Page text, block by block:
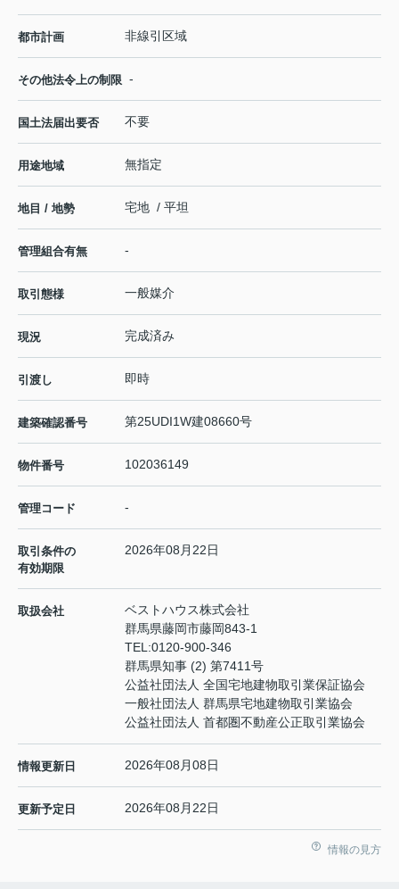
都市計画 非線引区域
その他法令上の制限 -
国土法届出要否 不要
用途地域 無指定
地目 / 地勢 宅地 / 平坦
管理組合有無 -
取引態様 一般媒介
現況 完成済み
引渡し 即時
建築確認番号 第25UDI1W建08660号
物件番号 102036149
管理コード -
取引条件の
有効期限
2026年08月22日
取扱会社
ベストハウス株式会社
群馬県藤岡市藤岡843-1
TEL:0120-900-346
群馬県知事 (2) 第7411号
公益社団法人 全国宅地建物取引業保証協会
一般社団法人 群馬県宅地建物取引業協会
公益社団法人 首都圏不動産公正取引業協会
情報更新日 2026年08月08日
更新予定日 2026年08月22日
情報の見方